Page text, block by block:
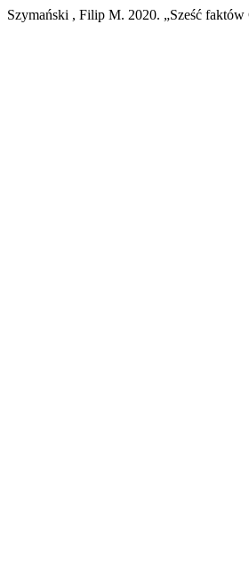
Szymański , Filip M. 2020. „Sześć